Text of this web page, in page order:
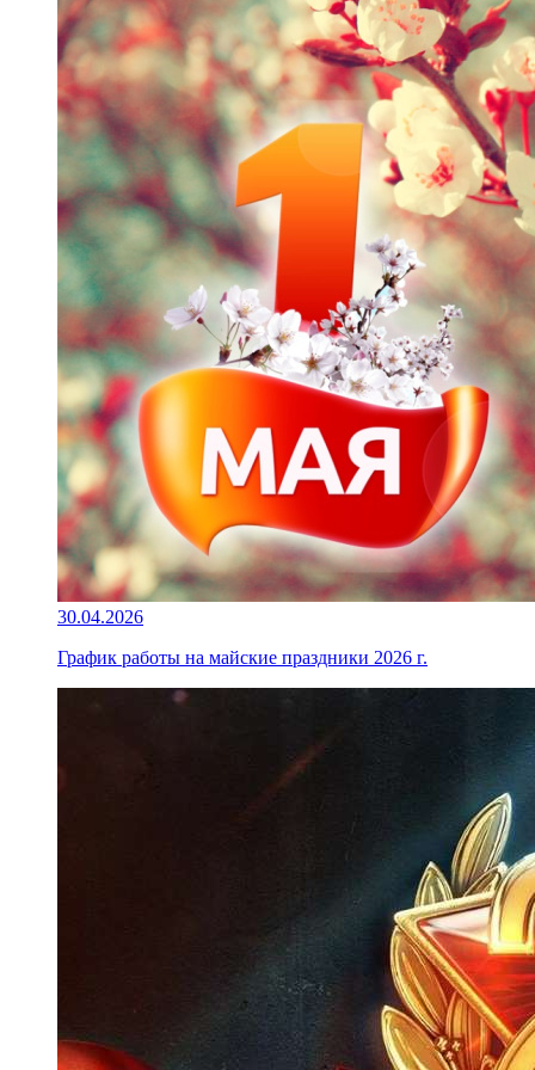
30.04.2026
График работы на майские праздники 2026 г.